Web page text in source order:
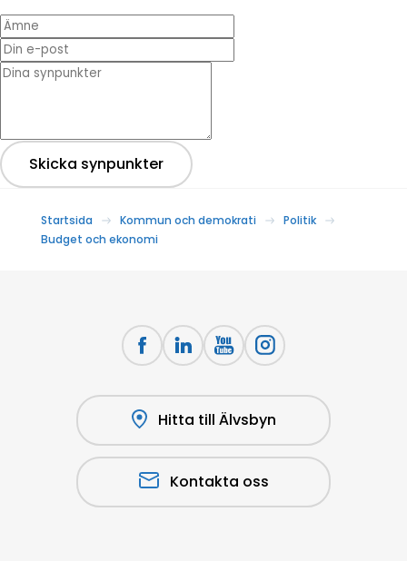
Ämne
Din e-post
* Dina synpunkter
Skicka synpunkter
Startsida Kommun och demokrati
Politik
Budget och ekonomi
Hitta till Älvsbyn
Kontakta oss